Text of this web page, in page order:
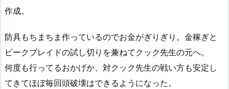
作成。
防具もちまちま作っているのでお金がぎりぎり。金稼ぎと
ビークブレイドの試し切りを兼ねてクック先生の元へ。
何度も行ってるおかげか、対クック先生の戦い方も安定し
てきてほぼ毎回頭破壊はできるようになった。